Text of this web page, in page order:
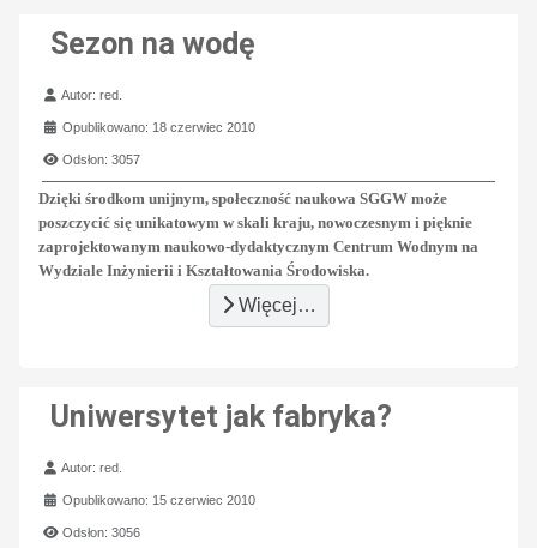
Sezon na wodę
Szczegóły
Autor:red.
Opublikowano: 18 czerwiec 2010
Odsłon: 3057
Dzięki środkom unijnym, społeczność naukowa SGGW może
poszczycić się unikatowym w skali kraju, nowoczesnym i pięknie
zaprojektowanym naukowo-dydaktycznym Centrum Wodnym na
Wydziale Inżynierii i Kształtowania Środowiska.
Więcej…
Uniwersytet jak fabryka?
Szczegóły
Autor:red.
Opublikowano: 15 czerwiec 2010
Odsłon: 3056